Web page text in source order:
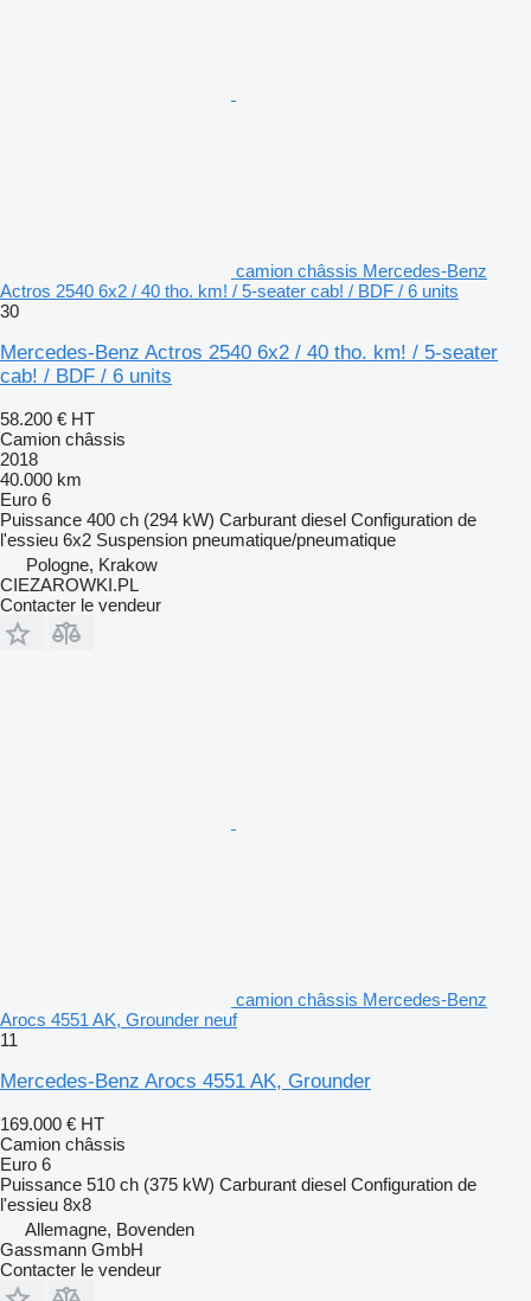
camion châssis Mercedes-Benz
Actros 2540 6x2 / 40 tho. km! / 5-seater cab! / BDF / 6 units
30
Mercedes-Benz Actros 2540 6x2 / 40 tho. km! / 5-seater
cab! / BDF / 6 units
58.200 € HT
Camion châssis
2018
40.000 km
Euro 6
Puissance 400 ch (294 kW) Carburant diesel Configuration de
l'essieu 6x2 Suspension pneumatique/pneumatique
Pologne, Krakow
CIEZAROWKI.PL
Contacter le vendeur
camion châssis Mercedes-Benz
Arocs 4551 AK, Grounder neuf
11
Mercedes-Benz Arocs 4551 AK, Grounder
169.000 € HT
Camion châssis
Euro 6
Puissance 510 ch (375 kW) Carburant diesel Configuration de
l'essieu 8x8
Allemagne, Bovenden
Gassmann GmbH
Contacter le vendeur